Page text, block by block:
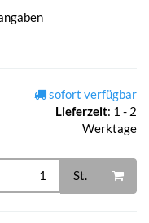
sofort verfügbar
Lieferzeit: 1 - 2
Werktage
St.